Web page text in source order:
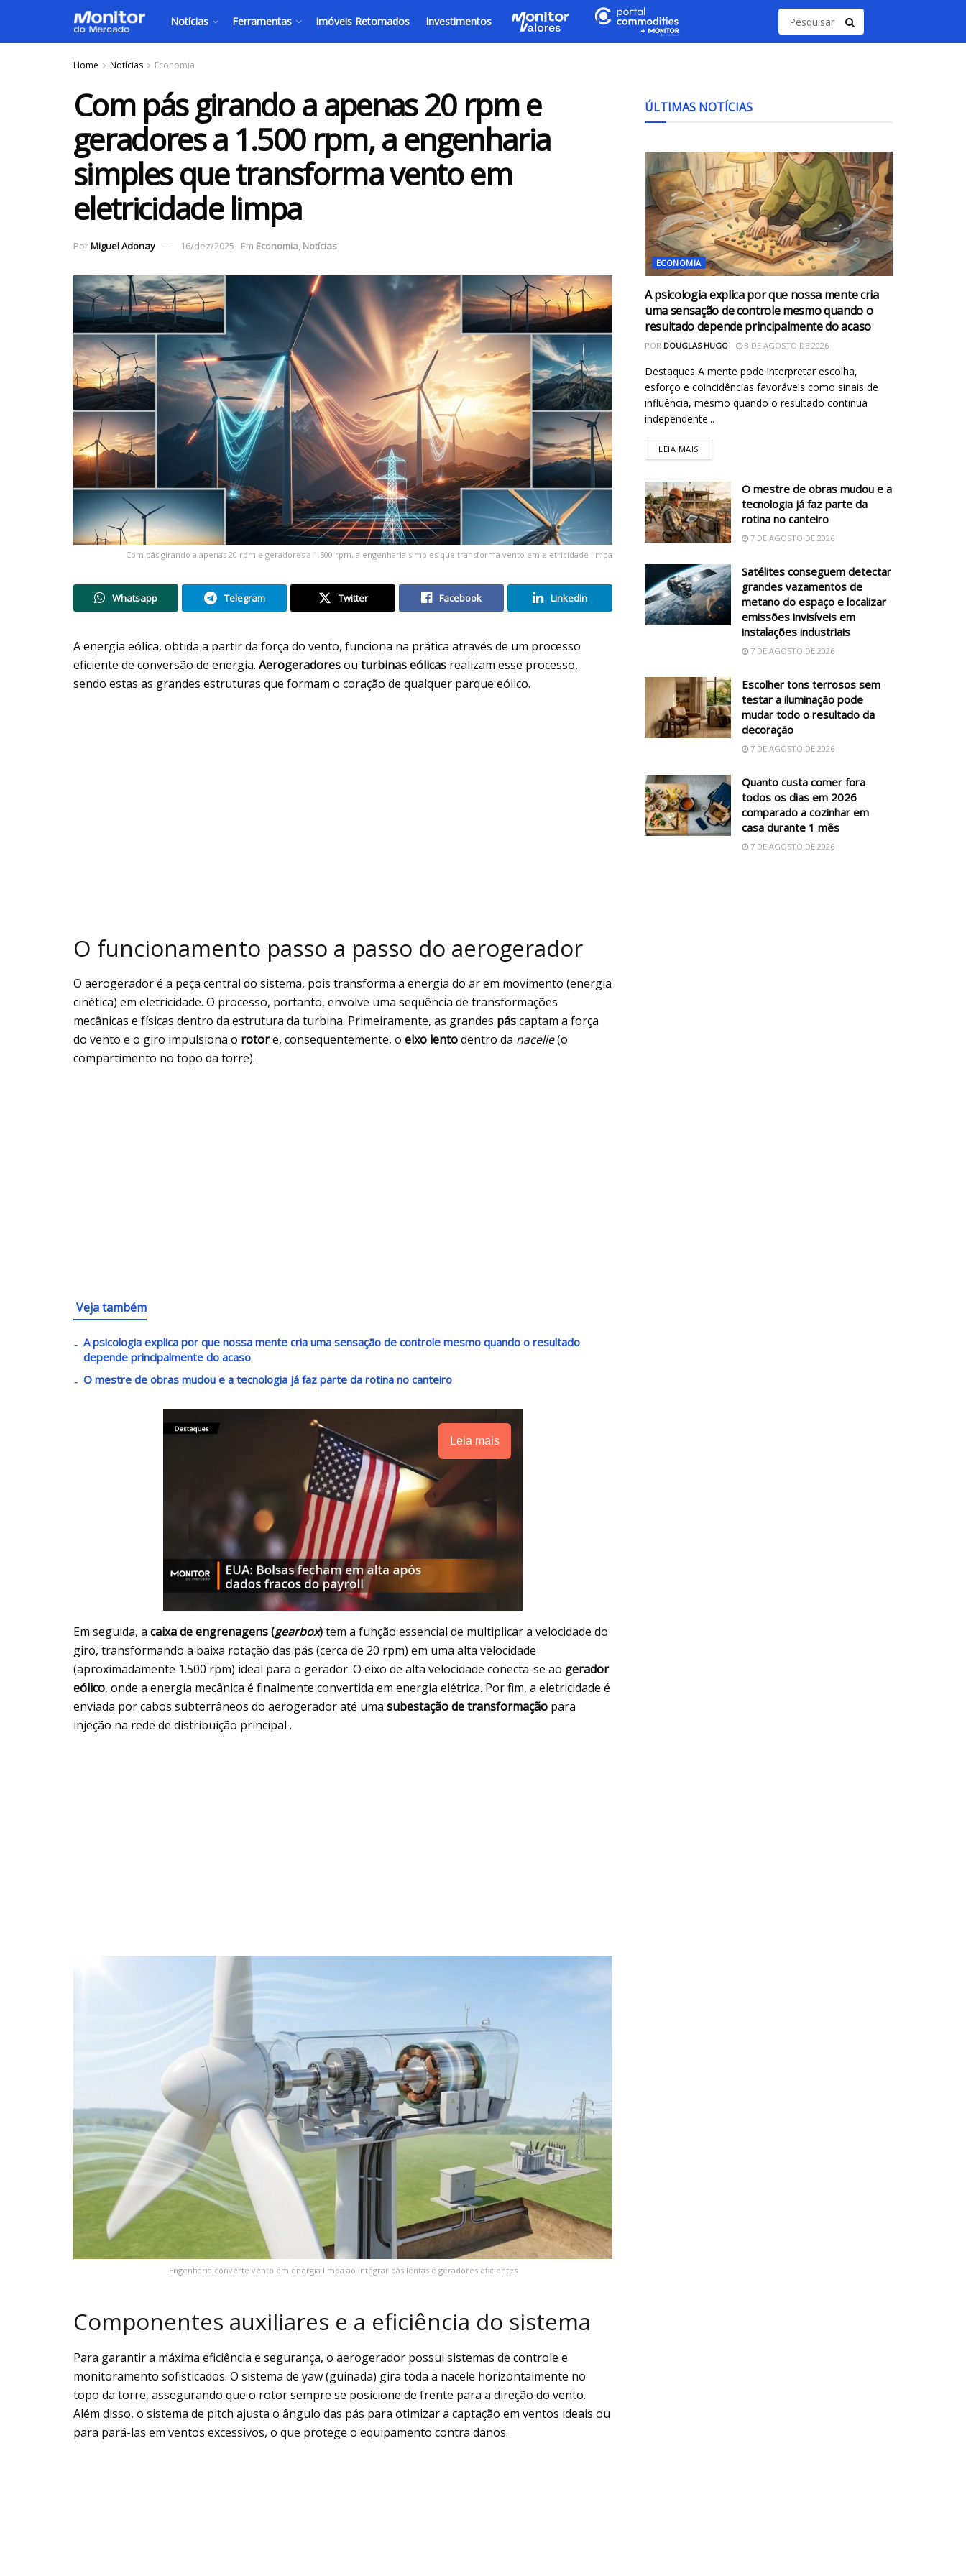
Notícias Ferramentas Imóveis Retomados Investimentos
Home Notícias Economia
Com pás girando a apenas 20 rpm e
geradores a 1.500 rpm, a engenharia
simples que transforma vento em
eletricidade limpa
PorMiguel Adonay 16/dez/2025 Em Economia, Notícias
Com pás girando a apenas 20 rpm e geradores a 1.500 rpm, a engenharia simples que transforma vento em eletricidade limpa
Whatsapp Telegram Twitter Facebook Linkedin
A energia eólica, obtida a partir da força do vento, funciona na prática através de um processo
eficiente de conversão de energia. Aerogeradoresou turbinas eólicas realizam esse processo,
sendo estas as grandes estruturas que formam o coração de qualquer parque eólico.
O funcionamento passo a passo do aerogerador
O aerogerador é a peça central do sistema, pois transforma a energia do ar em movimento (energia
cinética) em eletricidade. O processo, portanto, envolve uma sequência de transformações
mecânicas e físicas dentro da estrutura da turbina. Primeiramente, as grandes páscaptam a força
do vento e o giro impulsiona o rotore, consequentemente, o eixo lentodentro da nacelle(o
compartimento no topo da torre).
Veja também
A psicologia explica por que nossa mente cria uma sensação de controle mesmo quando o resultado
depende principalmente do acaso
O mestre de obras mudou e a tecnologia já faz parte da rotina no canteiro
Leia mais
Em seguida, a caixa de engrenagens (gearbox)tem a função essencial de multiplicar a velocidade do
giro, transformando a baixa rotação das pás (cerca de 20 rpm) em uma alta velocidade
(aproximadamente 1.500 rpm) ideal para o gerador. O eixo de alta velocidade conecta-se ao gerador
eólico, onde a energia mecânica é finalmente convertida em energia elétrica. Por fim, a eletricidade é
enviada por cabos subterrâneos do aerogerador até uma subestação de transformação para
injeção na rede de distribuição principal .
Engenharia converte vento em energia limpa ao integrar pás lentas e geradores eficientes
Componentes auxiliares e a eficiência do sistema
Para garantir a máxima eficiência e segurança, o aerogerador possui sistemas de controle e
monitoramento sofisticados. O sistema de yaw (guinada) gira toda a nacele horizontalmente no
topo da torre, assegurando que o rotor sempre se posicione de frente para a direção do vento.
Além disso, o sistema de pitch ajusta o ângulo das pás para otimizar a captação em ventos ideais ou
para pará-las em ventos excessivos, o que protege o equipamento contra danos.
ÚLTIMAS NOTÍCIAS
ECONOMIA
A psicologia explica por que nossa mente cria
uma sensação de controle mesmo quando o
resultado depende principalmente do acaso
POR DOUGLAS HUGO 8 DE AGOSTO DE 2026
Destaques A mente pode interpretar escolha,
esforço e coincidências favoráveis como sinais de
influência, mesmo quando o resultado continua
independente...
LEIA MAIS
O mestre de obras mudou e a
tecnologia já faz parte da
rotina no canteiro
7 DE AGOSTO DE 2026
Satélites conseguem detectar
grandes vazamentos de
metano do espaço e localizar
emissões invisíveis em
instalações industriais
7 DE AGOSTO DE 2026
Escolher tons terrosos sem
testar a iluminação pode
mudar todo o resultado da
decoração
7 DE AGOSTO DE 2026
Quanto custa comer fora
todos os dias em 2026
comparado a cozinhar em
casa durante 1 mês
7 DE AGOSTO DE 2026